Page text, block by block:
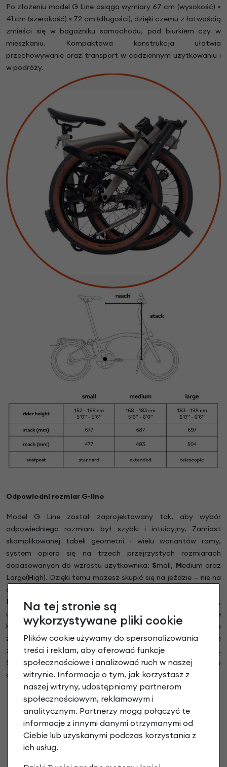
Po złożeniu model G Line osiąga wymiary 67 cm (wysokość) ×
41 cm (szerokość) × 72 cm (długości), dzięki czemu z łatwością
zmieści się w bagażniku samochodu, pod biurkiem czy w
mieszkaniu. Kompaktowa konstrukcja ułatwia
przechowywanie oraz transport w codziennym użytkowaniu i
w podróży.
Odpowiedni rozmiar G-line
Model G Line został zaprojektowany tak, aby wybór
odpowiedniego rozmiaru był szybki i intuicyjny. Zamiast
skomplikowanej tabeli geometrii i wielu wariantów ramy,
system opiera się na trzech przejrzystych rozmiarach
dopasowanych do wzrostu użytkownika: Small, Medium oraz
Large(High). Dzięki temu możesz skupić się na jeździe — nie na
analizowaniu technicznych detali.
Każdy rozmiar został opracowany na bazie jednej,
uniwersalnej konstrukcji ramy, która wykorzystuje różne
konfiguracje mostka oraz sztycy. Takie rozwiązanie pozwala
zachować spójną charakterystykę jazdy, a jednocześnie
zapewnia ergonomiczne dopasowanie do różnych sylwetek.
Sztyce są wymienne, co pozwala w razie potrzeby dodatkowo
dopasować wysokość siodła do indywidualnych preferencji.
Small — dla osób o wzroście 152–168 cm
Medium — dla osób o wzroście 168–183 cm
High— dla osób o wzroście 183–198 cm
Na tej stronie są
wykorzystywane pliki cookie
Plików cookie używamy do spersonalizowania
treści i reklam, aby oferować funkcje
społecznościowe i analizować ruch w naszej
witrynie. Informacje o tym, jak korzystasz z
naszej witryny, udostępniamy partnerom
społecznościowym, reklamowym i
analitycznym. Partnerzy mogą połączyć te
informacje z innymi danymi otrzymanymi od
Ciebie lub uzyskanymi podczas korzystania z
ich usług.